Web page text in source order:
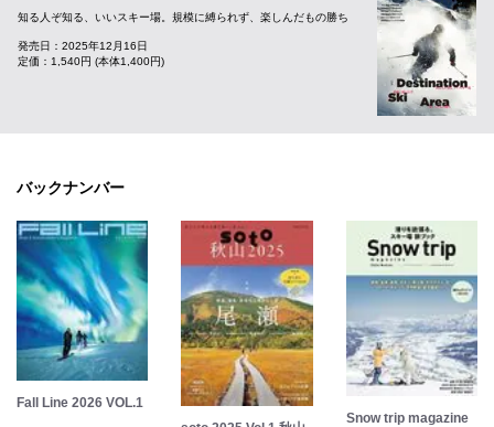
知る人ぞ知る、いいスキー場。規模に縛られず、楽しんだもの勝ち
発売日：2025年12月16日
定価：1,540円 (本体1,400円)
バックナンバー
Fall Line 2026 VOL.1
Snow trip magazine